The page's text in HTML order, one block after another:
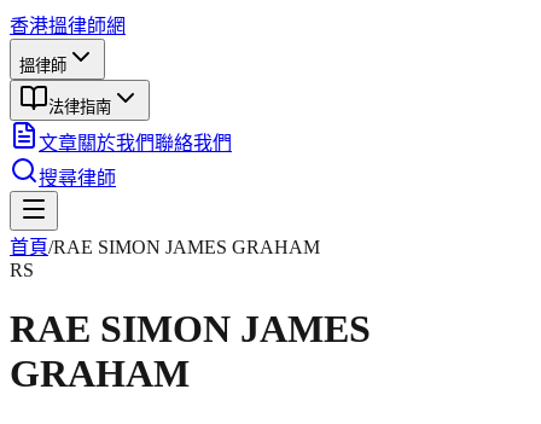
香港搵律師網
搵律師
法律指南
文章關於我們聯絡我們
搜尋律師
首頁/RAE SIMON JAMES GRAHAM
RS
RAE SIMON JAMES
GRAHAM